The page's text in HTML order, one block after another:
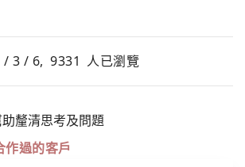
/ 3 / 6, 9331 人已瀏覽
作過的客戶